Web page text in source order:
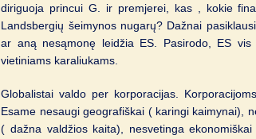
diriguoja princui G. ir premjerei, kas , kokie
Landsbergių šeimynos nugarų? Dažnai
ar aną nesąmonę leidžia ES. Pasirodo, ES
vietiniams karaliukams.
Globalistai valdo per korporacijas.
Esame nesaugi geografiškai ( karingi kaimynai),
( dažna valdžios kaita), nesvetinga